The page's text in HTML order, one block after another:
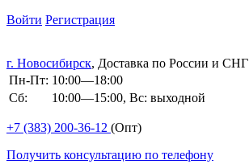
Войти Регистрация
г. Новосибирск, Доставка по России и СНГ
Пн-Пт: 10:00—18:00
Сб:
10:00—15:00, Вс: выходной
+7 (383) 200-36-12 (Опт)
Получить консультацию по телефону